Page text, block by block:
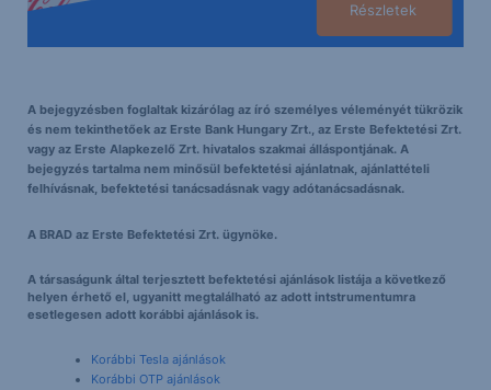
Részletek
A bejegyzésben foglaltak kizárólag az író személyes véleményét tükrözik
és nem tekinthetőek az Erste Bank Hungary Zrt., az Erste Befektetési Zrt.
vagy az Erste Alapkezelő Zrt. hivatalos szakmai álláspontjának. A
bejegyzés tartalma nem minősül befektetési ajánlatnak, ajánlattételi
felhívásnak, befektetési tanácsadásnak vagy adótanácsadásnak.
A BRAD az Erste Befektetési Zrt. ügynöke.
A társaságunk által terjesztett befektetési ajánlások listája a következő
helyen érhető el, ugyanitt megtalálható az adott intstrumentumra
esetlegesen adott korábbi ajánlások is.
Korábbi Tesla ajánlások
Korábbi OTP ajánlások